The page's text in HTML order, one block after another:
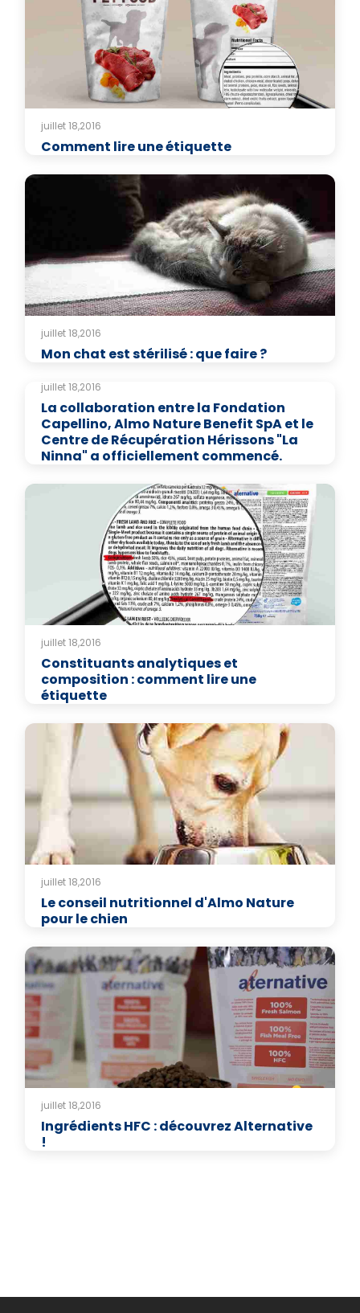
juillet 18,2016
Comment lire une étiquette
juillet 18,2016
Mon chat est stérilisé : que faire ?
juillet 18,2016
La collaboration entre la Fondation
Capellino, Almo Nature Benefit SpA et le
Centre de Récupération Hérissons "La
Ninna" a officiellement commencé.
juillet 18,2016
Constituants analytiques et
composition : comment lire une
étiquette
juillet 18,2016
Le conseil nutritionnel d'Almo Nature
pour le chien
juillet 18,2016
Ingrédients HFC : découvrez Alternative
!